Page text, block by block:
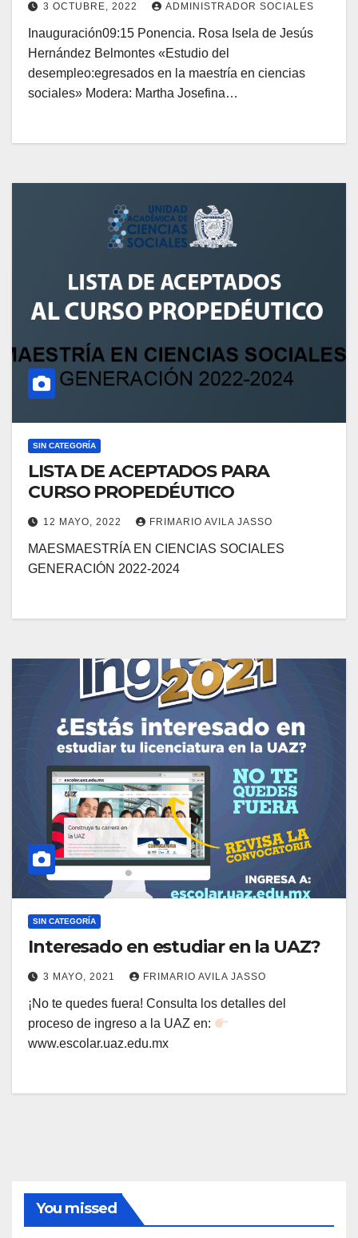
3 OCTUBRE, 2022 ADMINISTRADOR SOCIALES
Inauguración09:15 Ponencia. Rosa Isela de Jesús
Hernández Belmontes «Estudio del
desempleo:egresados en la maestría en ciencias
sociales» Modera: Martha Josefina…
SIN CATEGORÍA
LISTA DE ACEPTADOS PARA
CURSO PROPEDÉUTICO
12 MAYO, 2022 FRIMARIO AVILA JASSO
MAESMAESTRÍA EN CIENCIAS SOCIALES
GENERACIÓN 2022-2024
SIN CATEGORÍA
Interesado en estudiar en la UAZ?
3 MAYO, 2021 FRIMARIO AVILA JASSO
¡No te quedes fuera! Consulta los detalles del
proceso de ingreso a la UAZ en:
www.escolar.uaz.edu.mx
You missed